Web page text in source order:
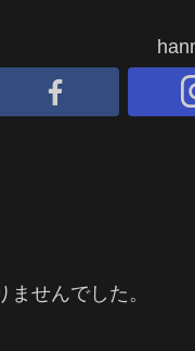
ませんでした。